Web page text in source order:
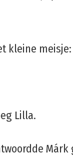
kleine meisje:
Lilla.